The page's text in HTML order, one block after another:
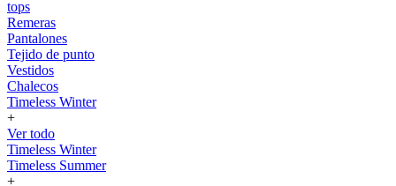
tops
Remeras
Pantalones
Tejido de punto
Vestidos
Chalecos
Timeless Winter
+
Ver todo
Timeless Winter
Timeless Summer
+